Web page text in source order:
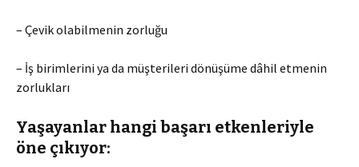
– Çevik olabilmenin zorluğu
– İş birimlerini ya da müşterileri dönüşüme dâhil etmenin
zorlukları
Yaşayanlar hangi başarı etkenleriyle
öne çıkıyor: